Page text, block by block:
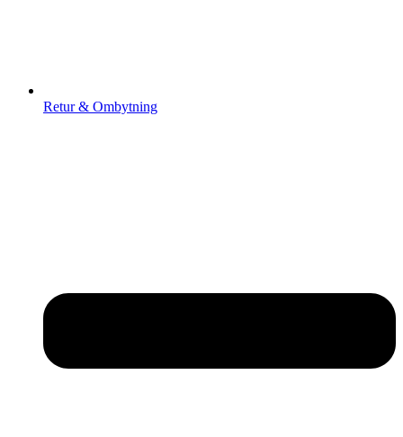
Retur & Ombytning